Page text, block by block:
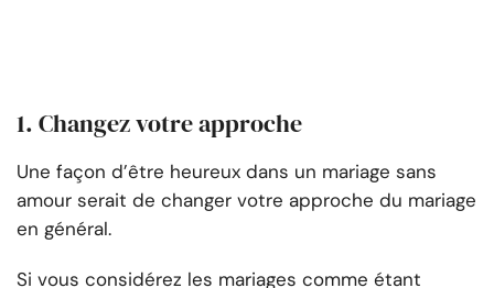
1. Changez votre approche
Une façon d’être heureux dans un mariage sans
amour serait de changer votre approche du mariage
en général.
Si vous considérez les mariages comme étant